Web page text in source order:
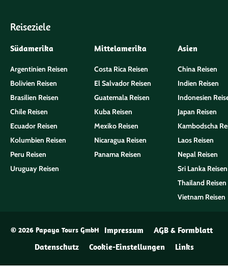
Reiseziele
Südamerika
Argentinien Reisen
Bolivien Reisen
Brasilien Reisen
Chile Reisen
Ecuador Reisen
Kolumbien Reisen
Peru Reisen
Uruguay Reisen
Mittelamerika
Costa Rica Reisen
El Salvador Reisen
Guatemala Reisen
Kuba Reisen
Mexiko Reisen
Nicaragua Reisen
Panama Reisen
Asien
China Reisen
Indien Reisen
Indonesien
Japan Reisen
Kambodscha
Laos Reisen
Nepal Reisen
Sri Lanka Reisen
Thailand Reisen
Vietnam Reisen
© 2026 Papaya Tours GmbH Impressum
AGB & Formblatt
Datenschutz
Cookie-Einstellungen Links